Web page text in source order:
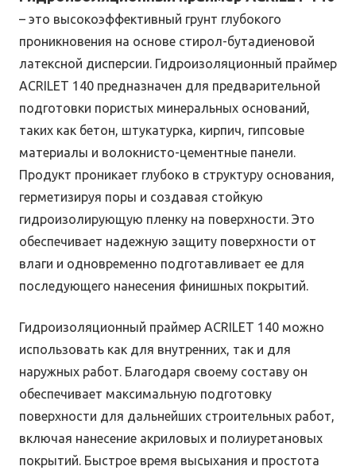
– это высокоэффективный грунт глубокого
проникновения на основе стирол-бутадиеновой
латексной дисперсии. Гидроизоляционный праймер
ACRILET 140 предназначен для предварительной
подготовки пористых минеральных оснований,
таких как бетон, штукатурка, кирпич, гипсовые
материалы и волокнисто-цементные панели.
Продукт проникает глубоко в структуру основания,
герметизируя поры и создавая стойкую
гидроизолирующую пленку на поверхности. Это
обеспечивает надежную защиту поверхности от
влаги и одновременно подготавливает ее для
последующего нанесения финишных покрытий.
Гидроизоляционный праймер ACRILET 140 можно
использовать как для внутренних, так и для
наружных работ. Благодаря своему составу он
обеспечивает максимальную подготовку
поверхности для дальнейших строительных работ,
включая нанесение акриловых и полиуретановых
покрытий. Быстрое время высыхания и простота